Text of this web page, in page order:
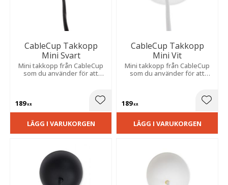
CableCup Takkopp
Mini Svart
Mini takkopp från CableCup
som du använder för att
189KR Lägg till i favoriter
LÄGG I VARUKORGEN
CableCup Takkopp
Mini Vit
Mini takkopp från CableCup
som du använder för att
189KR
LÄGG I VARUKORGEN